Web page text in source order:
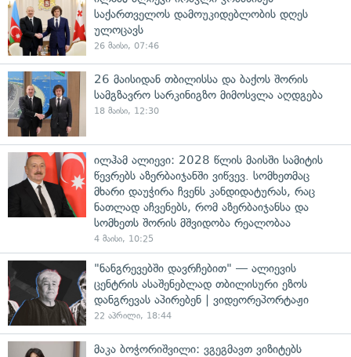
საქართველოს დამოუკიდებლობის დღეს
ულოცავს
26 მაისი, 07:46
26 მაისიდან თბილისსა და ბაქოს შორის
სამგზავრო სარკინიგზო მიმოსვლა აღდგება
18 მაისი, 12:30
ილჰამ ალიევი: 2028 წლის მაისში სამიტის
წევრებს აზერბაიჯანში ვიწვევ. სომხეთმაც
მხარი დაუჭირა ჩვენს კანდიდატურას, რაც
ნათლად აჩვენებს, რომ აზერბაიჯანსა და
სომხეთს შორის მშვიდობა რეალობაა
4 მაისი, 10:25
"ნანგრევებში დავრჩებით" — ალიევის
ცენტრის ასაშენებლად თბილისური ეზოს
დანგრევას აპირებენ | ვიდეორეპორტაჟი
22 აპრილი, 18:44
მაკა ბოჭორიშვილი: ვგეგმავთ ვიზიტებს